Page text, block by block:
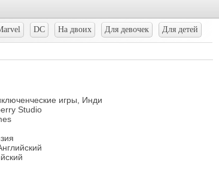
DC На двоих Для девочек Для детей
игры, Инди
Studio